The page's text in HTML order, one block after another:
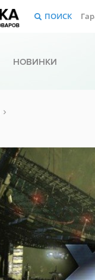
ПОИСК
НОВИНКИ
›